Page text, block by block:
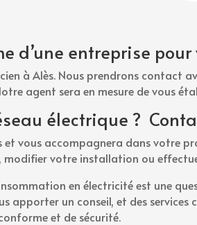
d’une entreprise
à Alès. Nous prendrons contact
agent sera en mesure de vous
électrique ?
vous accompagnera dans votre
modifier votre installation ou
en électricité est une
apporter un conseil, et des
et de sécurité.